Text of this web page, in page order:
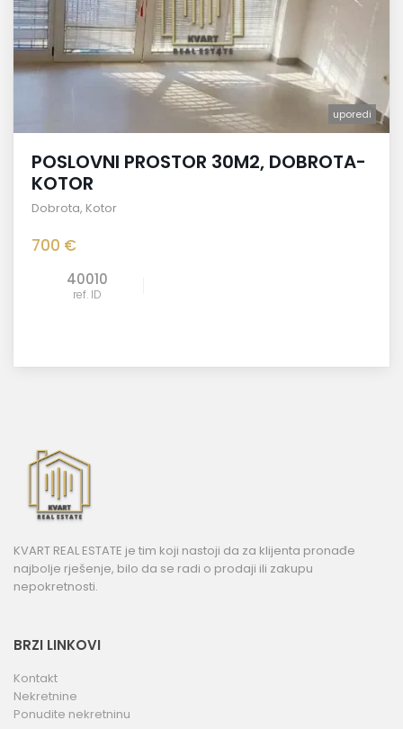
uporedi
POSLOVNI PROSTOR 30M2, DOBROTA-
KOTOR
Dobrota, Kotor
700 €
40010
ref. ID
KVART REAL ESTATE je tim koji nastoji da za klijenta pronađe
najbolje rješenje, bilo da se radi o prodaji ili zakupu
nepokretnosti.
BRZI LINKOVI
Kontakt
Nekretnine
Ponudite nekretninu